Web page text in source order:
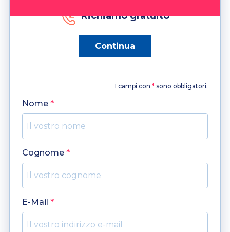
Richiamo gratuito
Continua
I campi con * sono obbligatori.
Nome *
Cognome *
E-Mail *